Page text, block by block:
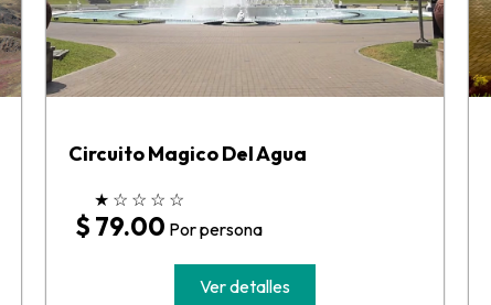
Circuito Magico Del Agua
★ ☆ ☆ ☆ ☆
$ 79.00 Por persona
Ver detalles